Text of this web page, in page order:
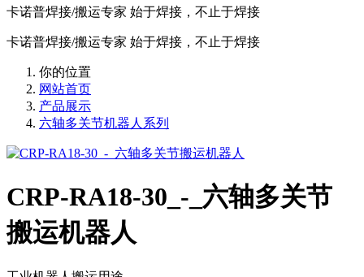
卡诺普焊接/搬运专家 始于焊接，不止于焊接
卡诺普焊接/搬运专家 始于焊接，不止于焊接
你的位置
网站首页
产品展示
六轴多关节机器人系列
CRP-RA18-30_-_六轴多关节
搬运机器人